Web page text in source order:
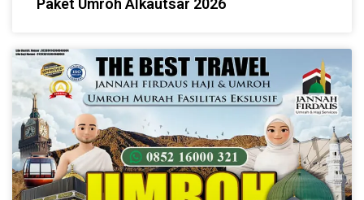
Paket Umroh Alkautsar 2026